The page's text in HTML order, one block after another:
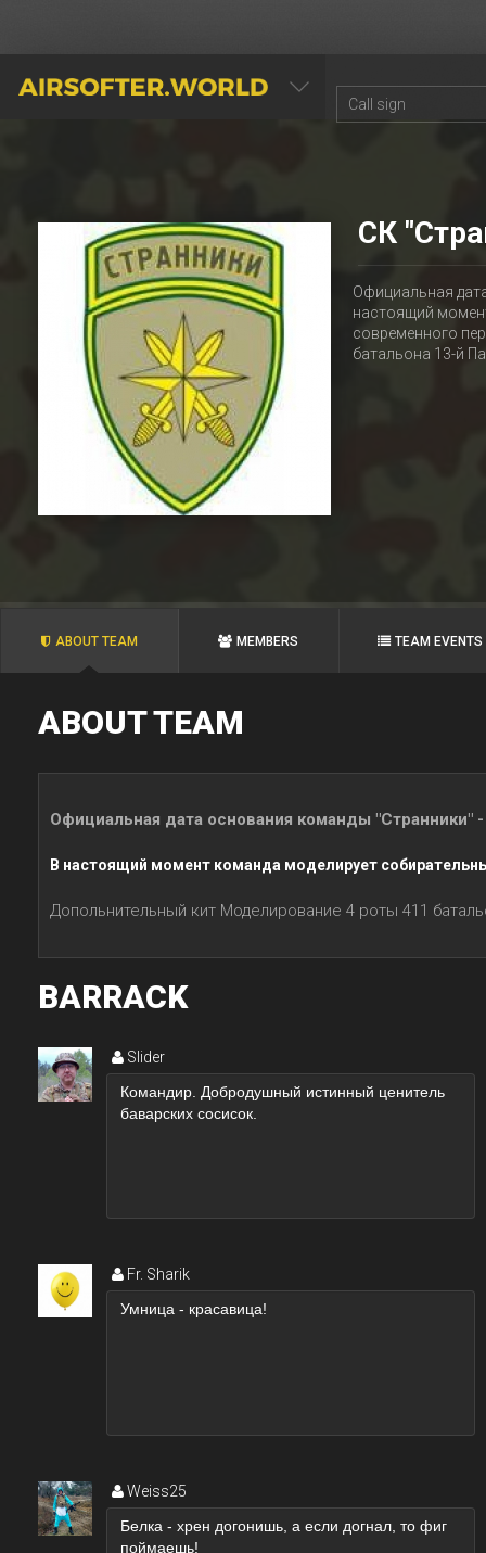
AIRSOFTER.WORLD
СК
Официальная
настоящий
современного
батальона 13-й
ABOUT TEAM MEMBERS TEAM EVENTS
ABOUT TEAM
Официальная дата основания команды "Странники"
В настоящий момент команда моделирует
Допольнительный кит Моделирование 4 роты 411
BARRACK
Slider
Fr. Sharik
Weiss25